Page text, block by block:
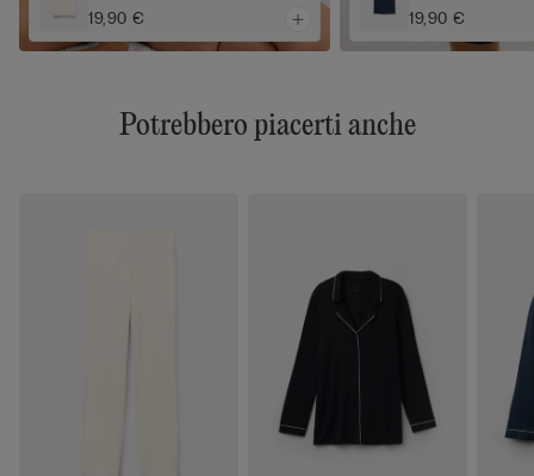
19,90 € 19,90 €
Potrebbero piacerti anche